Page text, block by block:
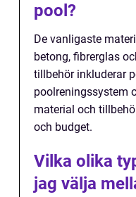
pool?
De vanligaste
betong, fibrerglas
tillbehör inkluderar
poolreningssystem
material och
och budget.
Vilka olika
jag välja